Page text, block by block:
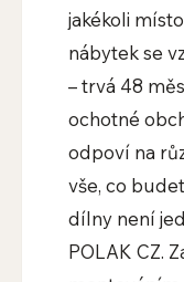
jakékoli
nábytek se
– trvá 48
ochotné
odpoví na
vše, co
dílny není
POLAK CZ.